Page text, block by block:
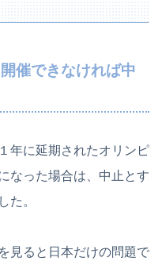
催できなければ中
年に延期されたオリンピ
なった場合は、中止とす
た。
見ると日本だけの問題で